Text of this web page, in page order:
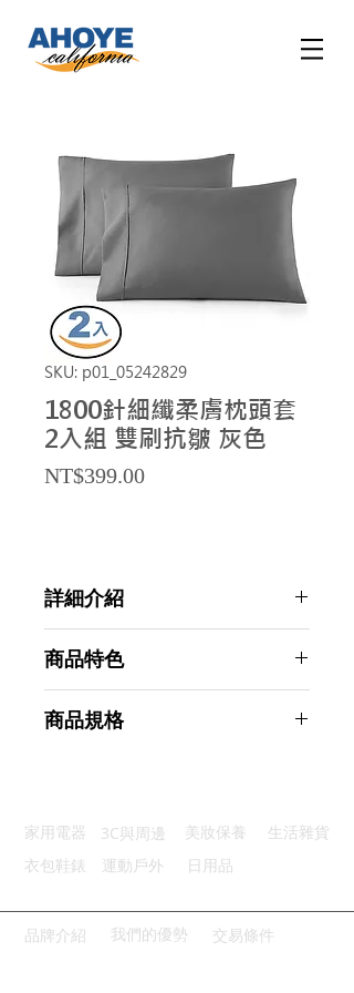
SKU: p01_05242829
1800針細纖柔膚枕頭套
2入組 雙刷抗皺 灰色
NT$399.00Price
詳細介紹
商品特色
環保健康：活性印染工藝不會掉色
商品規格
主要材質：純棉
商品尺寸：74*48*0.5cm
產地名稱：中國大陸
代理商：亞桓有限公司
家用電器 3C與周邊 美妝保養
生活雜貨
衣包鞋錶
運動戶外 日用品
品牌介紹 我們的優勢 交易條件